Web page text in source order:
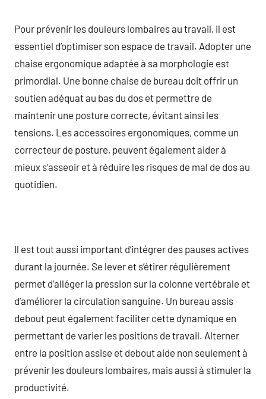
Pour prévenir les douleurs lombaires au travail, il est
essentiel d’optimiser son espace de travail. Adopter une
chaise ergonomique adaptée à sa morphologie est
primordial. Une bonne chaise de bureau doit offrir un
soutien adéquat au bas du dos et permettre de
maintenir une posture correcte, évitant ainsi les
tensions. Les accessoires ergonomiques, comme un
correcteur de posture, peuvent également aider à
mieux s’asseoir et à réduire les risques de mal de dos au
quotidien.
Il est tout aussi important d’intégrer des pauses actives
durant la journée. Se lever et s’étirer régulièrement
permet d’alléger la pression sur la colonne vertébrale et
d’améliorer la circulation sanguine. Un bureau assis
debout peut également faciliter cette dynamique en
permettant de varier les positions de travail. Alterner
entre la position assise et debout aide non seulement à
prévenir les douleurs lombaires, mais aussi à stimuler la
productivité.